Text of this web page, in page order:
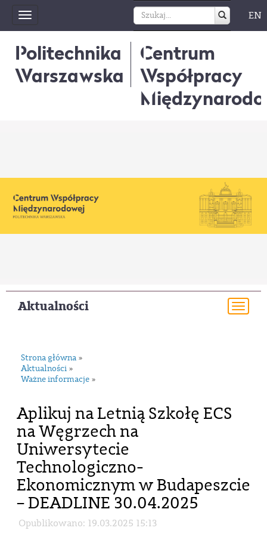
Toggle
navigation
EN
Politechnika
Warszawska
Centrum
Współpracy
Aktualności
Strona główna »
Aktualności »
Ważne informacje »
Aplikuj na Letnią Szkołę ECS
na Węgrzech na
Uniwersytecie
Technologiczno-
Ekonomicznym w Budapeszcie
– DEADLINE 30.04.2025
Opublikowano: 19.03.2025 15:13